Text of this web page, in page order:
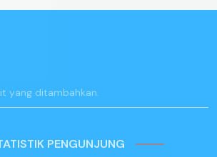
yang ditambahkan.
PENGUNJUNG